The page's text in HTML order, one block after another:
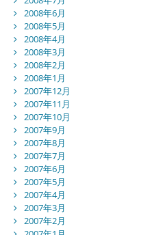
2008年6月
2008年5月
2008年4月
2008年3月
2008年2月
2008年1月
2007年12月
2007年11月
2007年10月
2007年9月
2007年8月
2007年7月
2007年6月
2007年5月
2007年4月
2007年3月
2007年2月